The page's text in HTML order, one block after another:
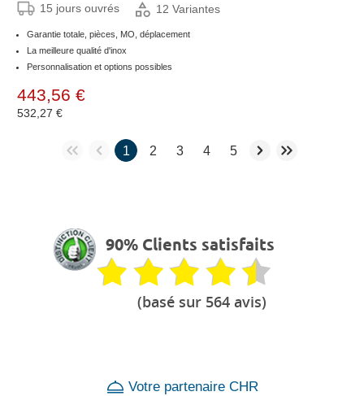
15 jours ouvrés 12 Variantes
Garantie totale, pièces, MO, déplacement
La meilleure qualité d'inox
Personnalisation et options possibles
443,56 €
532,27 €
1 2 3 4 5
90% Clients satisfaits
(basé sur 564 avis)
Votre partenaire CHR